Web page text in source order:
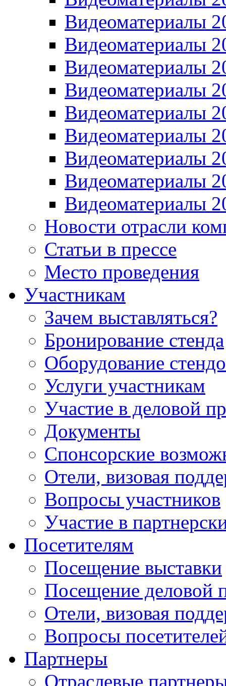
Видеоматериалы
Видеоматериалы
Видеоматериалы
Видеоматериалы
Видеоматериалы
Видеоматериалы
Видеоматериалы
Видеоматериалы
Видеоматериалы
Новости отрасли
Статьи в прессе
Место проведения
Участникам
Зачем выставляться?
Бронирование стенда
Оборудование
Услуги участникам
Участие в деловой
Документы
Спонсорские
Отели, визовая
Вопросы участников
Участие в
Посетителям
Посещение выставки
Посещение деловой
Отели, визовая
Вопросы
Партнеры
Отраслевые